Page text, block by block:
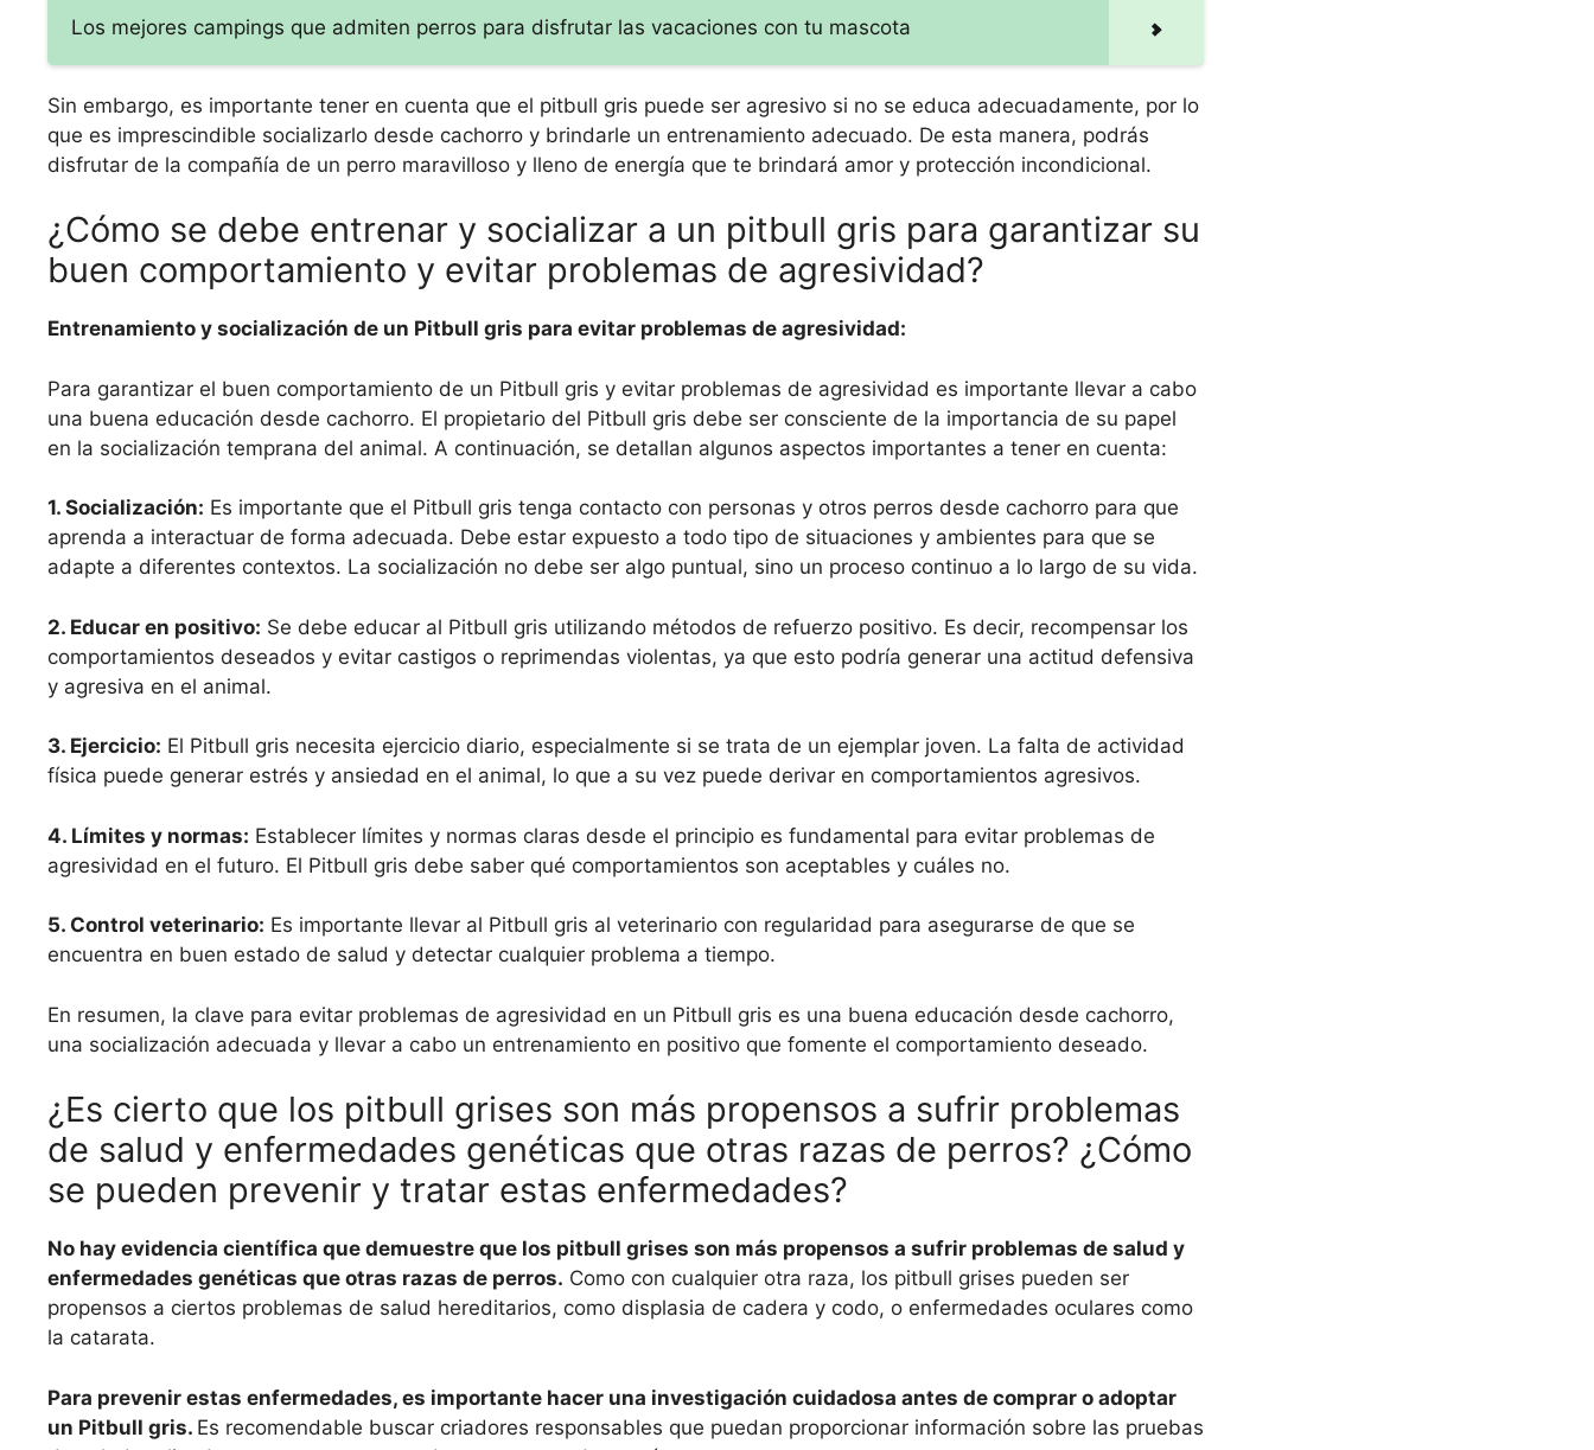
Los mejores campings que admiten perros para disfrutar las vacaciones con tu mascota
Sin embargo, es importante tener en cuenta que el pitbull gris puede ser agresivo si no se educa adecuadamente, por lo
que es imprescindible socializarlo desde cachorro y brindarle un entrenamiento adecuado. De esta manera, podrás
disfrutar de la compañía de un perro maravilloso y lleno de energía que te brindará amor y protección incondicional.
¿Cómo se debe entrenar y socializar a un pitbull gris para garantizar su
buen comportamiento y evitar problemas de agresividad?
Entrenamiento y socialización de un Pitbull gris para evitar problemas de agresividad:
Para garantizar el buen comportamiento de un Pitbull gris y evitar problemas de agresividad es importante llevar a cabo
una buena educación desde cachorro. El propietario del Pitbull gris debe ser consciente de la importancia de su papel
en la socialización temprana del animal. A continuación, se detallan algunos aspectos importantes a tener en cuenta:
1. Socialización: Es importante que el Pitbull gris tenga contacto con personas y otros perros desde cachorro para que
aprenda a interactuar de forma adecuada. Debe estar expuesto a todo tipo de situaciones y ambientes para que se
adapte a diferentes contextos. La socialización no debe ser algo puntual, sino un proceso continuo a lo largo de su vida.
2. Educar en positivo: Se debe educar al Pitbull gris utilizando métodos de refuerzo positivo. Es decir, recompensar los
comportamientos deseados y evitar castigos o reprimendas violentas, ya que esto podría generar una actitud defensiva
y agresiva en el animal.
3. Ejercicio: El Pitbull gris necesita ejercicio diario, especialmente si se trata de un ejemplar joven. La falta de actividad
física puede generar estrés y ansiedad en el animal, lo que a su vez puede derivar en comportamientos agresivos.
4. Límites y normas: Establecer límites y normas claras desde el principio es fundamental para evitar problemas de
agresividad en el futuro. El Pitbull gris debe saber qué comportamientos son aceptables y cuáles no.
5. Control veterinario: Es importante llevar al Pitbull gris al veterinario con regularidad para asegurarse de que se
encuentra en buen estado de salud y detectar cualquier problema a tiempo.
En resumen, la clave para evitar problemas de agresividad en un Pitbull gris es una buena educación desde cachorro,
una socialización adecuada y llevar a cabo un entrenamiento en positivo que fomente el comportamiento deseado.
¿Es cierto que los pitbull grises son más propensos a sufrir problemas
de salud y enfermedades genéticas que otras razas de perros? ¿Cómo
se pueden prevenir y tratar estas enfermedades?
No hay evidencia científica que demuestre que los pitbull grises son más propensos a sufrir problemas de salud y
enfermedades genéticas que otras razas de perros. Como con cualquier otra raza, los pitbull grises pueden ser
propensos a ciertos problemas de salud hereditarios, como displasia de cadera y codo, o enfermedades oculares como
la catarata.
Para prevenir estas enfermedades, es importante hacer una investigación cuidadosa antes de comprar o adoptar
un Pitbull gris. Es recomendable buscar criadores responsables que puedan proporcionar información sobre las pruebas